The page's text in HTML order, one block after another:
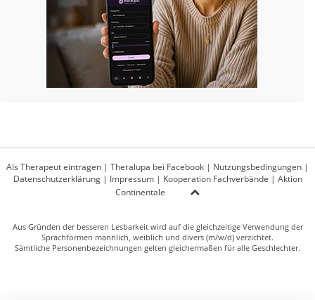
Als Therapeut eintragen | Theralupa bei Facebook | Nutzungsbedingungen |
Datenschutzerklärung| Impressum| Kooperation Fachverbände | Aktion
Continentale
Aus Gründen der besseren Lesbarkeit wird auf die gleichzeitige Verwendung der
Sprachformen männlich, weiblich und divers (m/w/d) verzichtet.
Sämtliche Personenbezeichnungen gelten gleichermaßen für alle Geschlechter.